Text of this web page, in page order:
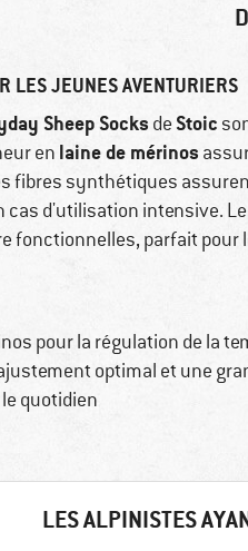
LES JEUNES AVENTURIERS
Sheep Socks deStoic
en laine de mérinos
fibres synthétiques
cas d'utilisation intensive.
fonctionnelles, parfait
pour la régulation de la
optimal et une
quotidien
LES ALPINISTES